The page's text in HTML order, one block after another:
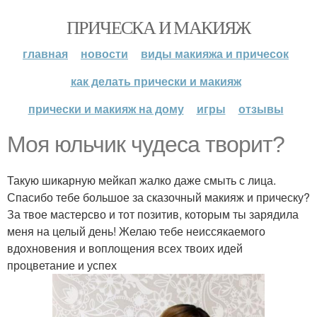
ПРИЧЕСКА И МАКИЯЖ
главная новости
виды макияжа и причесок
как делать прически и макияж
прически и макияж на дому
игры отзывы
Моя юльчик чудеса творит?
Такую шикарную мейкап жалко даже смыть с лица.
Спасибо тебе большое за сказочный макияж и прическу?
За твое мастерсво и тот позитив, которым ты зарядила
меня на целый день! Желаю тебе неиссякаемого
вдохновения и воплощения всех твоих идей
процветание и успех